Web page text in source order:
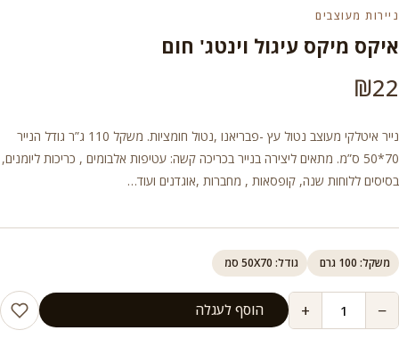
ניירות מעוצבים
איקס מיקס עיגול וינטג' חום
₪22
נייר איטלקי מעוצב נטול עץ -פבריאנו ,נטול חומציות. משקל 110 ג”ר גודל הנייר
70*50 ס”מ. מתאים ליצירה בנייר בכריכה קשה: עטיפות אלבומים , כריכות ליומנים,
בסיסים ללוחות שנה, קופסאות , מחברות ,אוגדנים ועוד…
משקל: 100 גרם גודל: 50X70 סמ
−
+ הוסף לעגלה